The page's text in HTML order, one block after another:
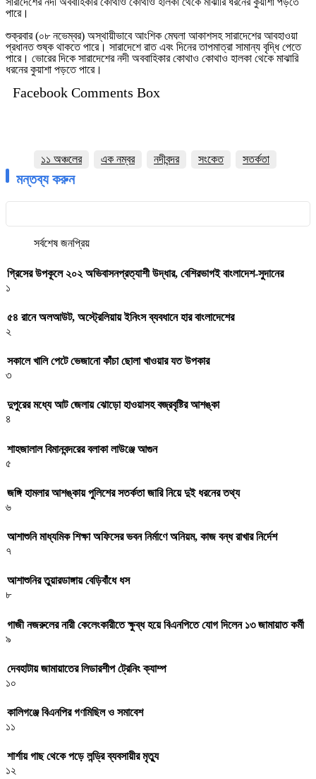
পারে।
শুক্রবার (০৮ নভেম্বর) অস্থায়ীভাবে আংশিক মেঘলা আকাশসহ সারাদেশের আবহাওয়া
প্রধানত শুষ্ক থাকতে পারে। সারাদেশে রাত এবং দিনের তাপমাত্রা সামান্য বৃদ্ধি পেতে
পারে। ভোরের দিকে সারাদেশের নদী অববাহিকার কোথাও কোথাও হালকা থেকে মাঝারি
ধরনের কুয়াশা পড়তে পারে।
Facebook Comments Box
১১ অঞ্চলের এক নম্বর নদীবন্দর সংকেত সতর্কতা
মন্তব্য করুন
সর্বশেষ জনপ্রিয়
গ্রিসের উপকূলে ২০২ অভিবাসনপ্রত্যাশী উদ্ধার, বেশিরভাগই বাংলাদেশ-সুদানের
১
৫৪ রানে অলআউট, অস্ট্রেলিয়ায় ইনিংস ব্যবধানে হার বাংলাদেশের
২
সকালে খালি পেটে ভেজানো কাঁচা ছোলা খাওয়ার যত উপকার
৩
দুপুরের মধ্যে আট জেলায় ঝোড়ো হাওয়াসহ বজ্রবৃষ্টির আশঙ্কা
৪
শাহজালাল বিমানবন্দরের বলাকা লাউঞ্জে আগুন
৫
জঙ্গি হামলার আশঙ্কায় পুলিশের সতর্কতা জারি নিয়ে দুই ধরনের তথ্য
৬
আশাশুনি মাধ্যমিক শিক্ষা অফিসের ভবন নির্মাণে অনিয়ম, কাজ বন্ধ রাখার নির্দেশ
৭
আশাশুনির তুয়ারডাঙ্গায় বেড়িবাঁধে ধস
৮
গাজী নজরুলের নারী কেলেংকারীতে ক্ষুব্ধ হয়ে বিএনপিতে যোগ দিলেন ১৩ জামায়াত কর্মী
৯
দেবহাটায় জামায়াতের লিডারশীপ ট্রেনিং ক্যাম্প
১০
কালিগঞ্জে বিএনপির গণমিছিল ও সমাবেশ
১১
শার্শায় গাছ থেকে পড়ে লন্ড্রি ব্যবসায়ীর মৃত্যু
১২